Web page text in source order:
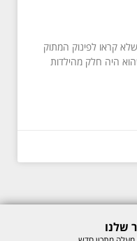
קראו לפינוק המתוק
היה חלק מהילדות
© כל הזכויות לתוכן באתר שמורות למיכל רוזנבך 2026. אין להעתיק או לשכפלשלנו